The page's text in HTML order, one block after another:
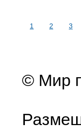
1 2 3
© Мир